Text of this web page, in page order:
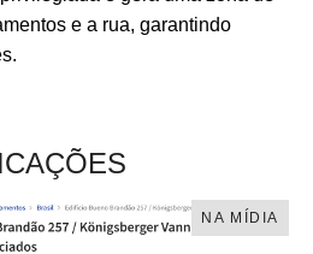
e a rua, garantindo
NA MÍDIA